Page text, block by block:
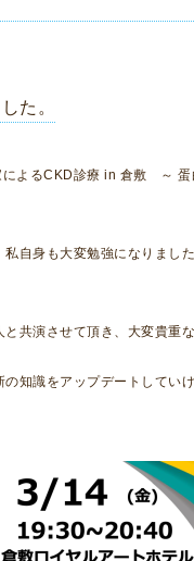
た。
よるCKD診療 in 倉敷 ～ 蛋
自身も大変勉強になりまし
共演させて頂き、大変貴重
知識をアップデートしてい